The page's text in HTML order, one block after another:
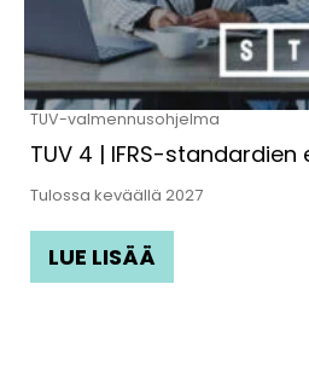
TUV-valmennusohjelma
TUV 4 | IFRS-
Tulossa keväällä 2027
LUE LISÄÄ